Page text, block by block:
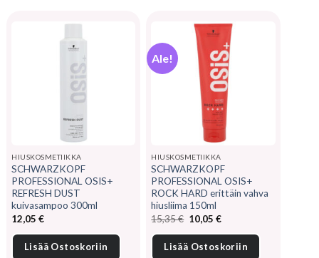
HIUSKOSMETIIKKA
SCHWARZKOPF
PROFESSIONAL OSIS+
REFRESH DUST
kuivasampoo 300ml
12,05 €
Lisää Ostoskoriin
Ale!
HIUSKOSMETIIKKA
SCHWARZKOPF
PROFESSIONAL OSIS+
ROCK HARD erittäin vahva
hiusliima 150ml
15,35€ Alkuperäinen
hinta
oli:
15,35 €.
10,05€Nykyinen
on:
10,05 €.
Lisää Ostoskoriin